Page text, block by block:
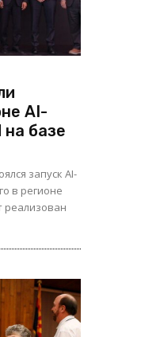
AI-
базе
запуск AI-
в регионе
реализован